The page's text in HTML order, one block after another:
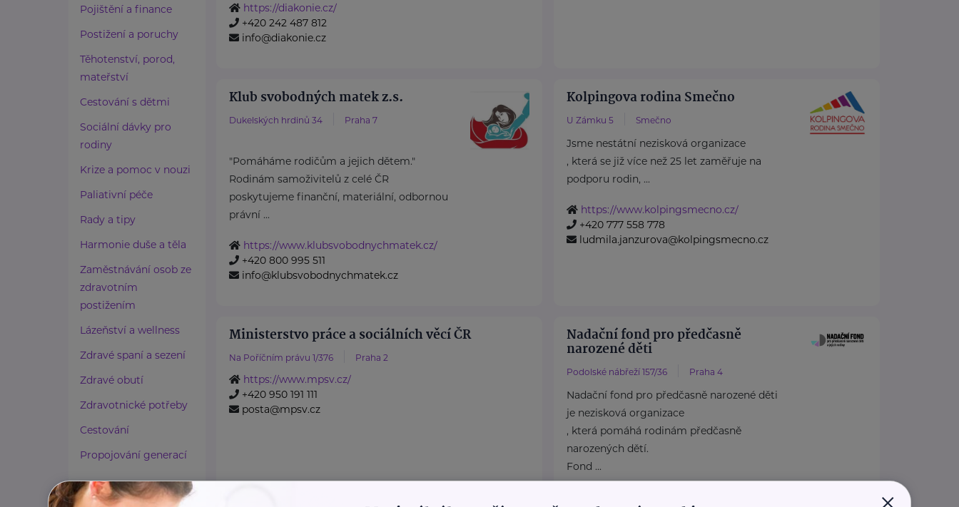
Pojištění a finance
Postižení a poruchy
Těhotenství, porod,
mateřství
Cestování s dětmi
Sociální dávky pro
rodiny
Krize a pomoc v nouzi
Paliativní péče
Rady a tipy
Harmonie duše a těla
Zaměstnávání osob ze
zdravotním
postižením
Lázeňství a wellness
Zdravé spaní a sezení
Zdravé obutí
Zdravotnické potřeby
Cestování
Propojování generací
https://diakonie.cz/
+420 242 487 812
info@diakonie.cz
Klub svobodných matek z.s.
Dukelských hrdinů 34 Praha 7
"Pomáháme rodičům a jejich dětem."
Rodinám samoživitelů z celé ČR
poskytujeme finanční, materiální, odbornou
právní ...
https://www.klubsvobodnychmatek.cz/
+420 800 995 511
info@klubsvobodnychmatek.cz
Kolpingova rodina Smečno
U Zámku 5 Smečno
Jsme nestátní nezisková organizace
, která se již více než 25 let zaměřuje na
podporu rodin, ...
https://www.kolpingsmecno.cz/
+420 777 558 778
ludmila.janzurova@kolpingsmecno.cz
Ministerstvo práce a sociálních věcí ČR
Na Poříčním právu 1/376 Praha 2
https://www.mpsv.cz/
+420 950 191 111
posta@mpsv.cz
Nadační fond pro předčasně
narozené děti
Podolské nábřeží 157/36 Praha 4
Nadační fond pro předčasně narozené děti
je nezisková organizace
, která pomáhá rodinám předčasně
narozených dětí.
Fond ...